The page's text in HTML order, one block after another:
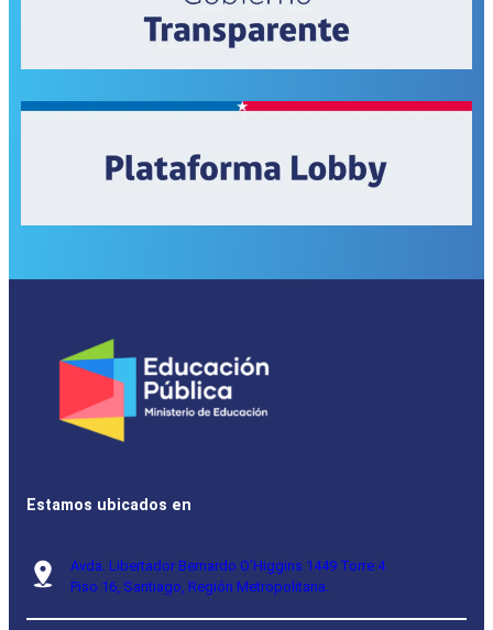
Estamos ubicados en
Avda. Libertador Bernardo O’Higgins 1449 Torre 4
Piso 16, Santiago, Región Metropolitana.